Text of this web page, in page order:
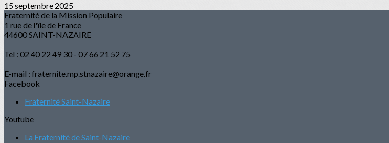
15 septembre 2025
Fraternité de la Mission Populaire
1 rue de l'île de France
44600 SAINT-NAZAIRE
Tel : 02 40 22 49 30 - 07 66 21 52 75
E-mail : fraternite.mp.stnazaire@orange.fr
Facebook
Fraternité Saint-Nazaire
Youtube
La Fraternité de Saint-Nazaire